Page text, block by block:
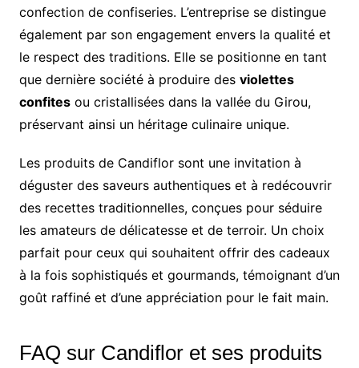
confection de confiseries. L’entreprise se distingue
également par son engagement envers la qualité et
le respect des traditions. Elle se positionne en tant
que dernière société à produire des violettes
confitesou cristallisées dans la vallée du Girou,
préservant ainsi un héritage culinaire unique.
Les produits de Candiflor sont une invitation à
déguster des saveurs authentiques et à redécouvrir
des recettes traditionnelles, conçues pour séduire
les amateurs de délicatesse et de terroir. Un choix
parfait pour ceux qui souhaitent offrir des cadeaux
à la fois sophistiqués et gourmands, témoignant d’un
goût raffiné et d’une appréciation pour le fait main.
FAQ sur Candiflor et ses produits